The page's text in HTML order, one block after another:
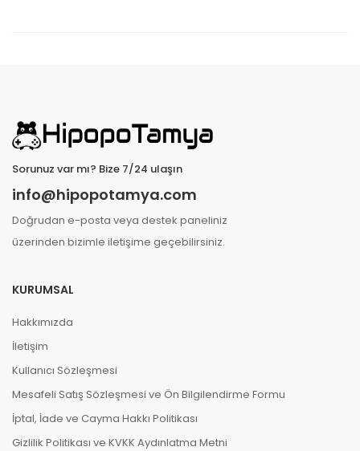
Sorunuz var mı? Bize 7/24 ulaşın
info@hipopotamya.com
Doğrudan e-posta veya destek paneliniz
üzerinden bizimle iletişime geçebilirsiniz.
KURUMSAL
Hakkımızda
İletişim
Kullanıcı Sözleşmesi
Mesafeli Satış Sözleşmesi ve Ön Bilgilendirme Formu
İptal, İade ve Cayma Hakkı Politikası
Gizlilik Politikası ve KVKK Aydınlatma Metni